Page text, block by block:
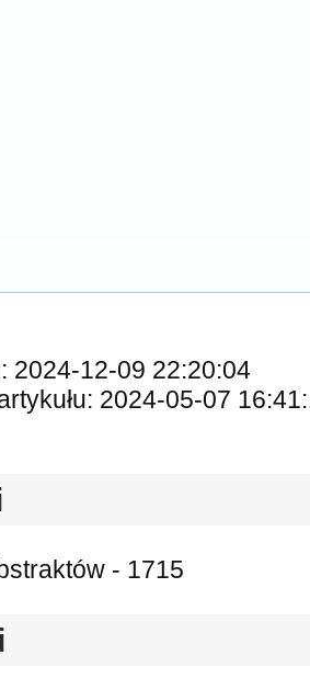
2024-12-09 22:20:04
2024-05-07
- 1715